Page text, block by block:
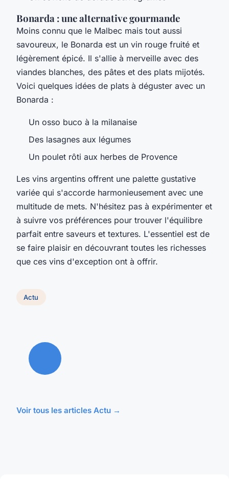
Bonarda : une alternative gourmande
Moins connu que le Malbec mais tout aussi
savoureux, le Bonarda est un vin rouge fruité et
légèrement épicé. Il s'allie à merveille avec des
viandes blanches, des pâtes et des plats mijotés.
Voici quelques idées de plats à déguster avec un
Bonarda :
Un osso buco à la milanaise
Des lasagnes aux légumes
Un poulet rôti aux herbes de Provence
Les vins argentins offrent une palette gustative
variée qui s'accorde harmonieusement avec une
multitude de mets. N'hésitez pas à expérimenter et
à suivre vos préférences pour trouver l'équilibre
parfait entre saveurs et textures. L'essentiel est de
se faire plaisir en découvrant toutes les richesses
que ces vins d'exception ont à offrir.
Actu
Voir tous les articles Actu →